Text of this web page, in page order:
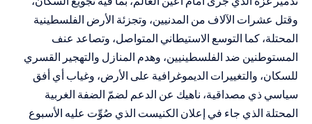
وقتل عشرات الآلاف من المدنيين، وتجزئة الأرض الفلسطينية
المحتلة، كما التوسع الاستيطاني المتواصل، وتصاعد عنف
المستوطنين ضد الفلسطينيين، وهدم المنازل والتهجير القسري
للسكان، والتغييرات الديموغرافية على الأرض، وغياب أي أفق
سياسي ذي مصداقية، ناهيك عن الدعم لضمّ الضفة الغربية
المحتلة الذي جاء في إعلان الكنيست الذي صُوِّت عليه الأسبوع